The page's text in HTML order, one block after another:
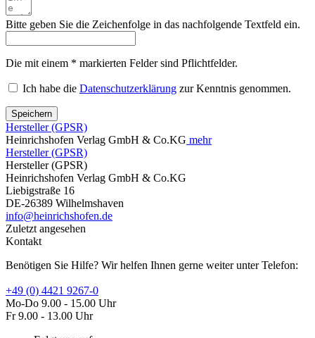
Bitte geben Sie die Zeichenfolge in das nachfolgende Textfeld ein.
Die mit einem * markierten Felder sind Pflichtfelder.
Ich habe die Datenschutzerklärung zur Kenntnis genommen.
Speichern
Hersteller (GPSR)
Heinrichshofen Verlag GmbH & Co.KG mehr
Hersteller (GPSR)
Hersteller (GPSR)
Heinrichshofen Verlag GmbH & Co.KG
Liebigstraße 16
DE-26389 Wilhelmshaven
info@heinrichshofen.de
Zuletzt angesehen
Kontakt
Benötigen Sie Hilfe? Wir helfen Ihnen gerne weiter unter Telefon:
+49 (0) 4421 9267-0
Mo-Do 9.00 - 15.00 Uhr
Fr 9.00 - 13.00 Uhr